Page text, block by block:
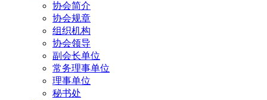
协会简介
协会规章
组织机构
协会领导
副会长单位
常务理事单位
理事单位
秘书处